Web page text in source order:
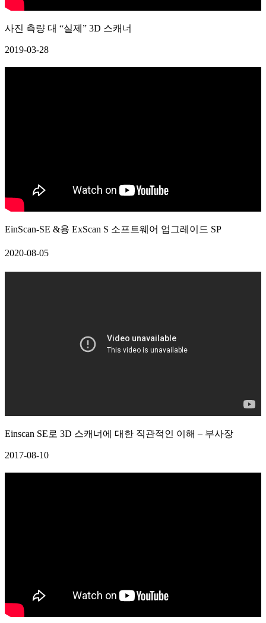
사진 측량 대 “실제” 3D 스캐너
2019-03-28
EinScan-SE &용 ExScan S 소프트웨어 업그레이드 SP
2020-08-05
Einscan SE로 3D 스캐너에 대한 직관적인 이해 – 부사장
2017-08-10